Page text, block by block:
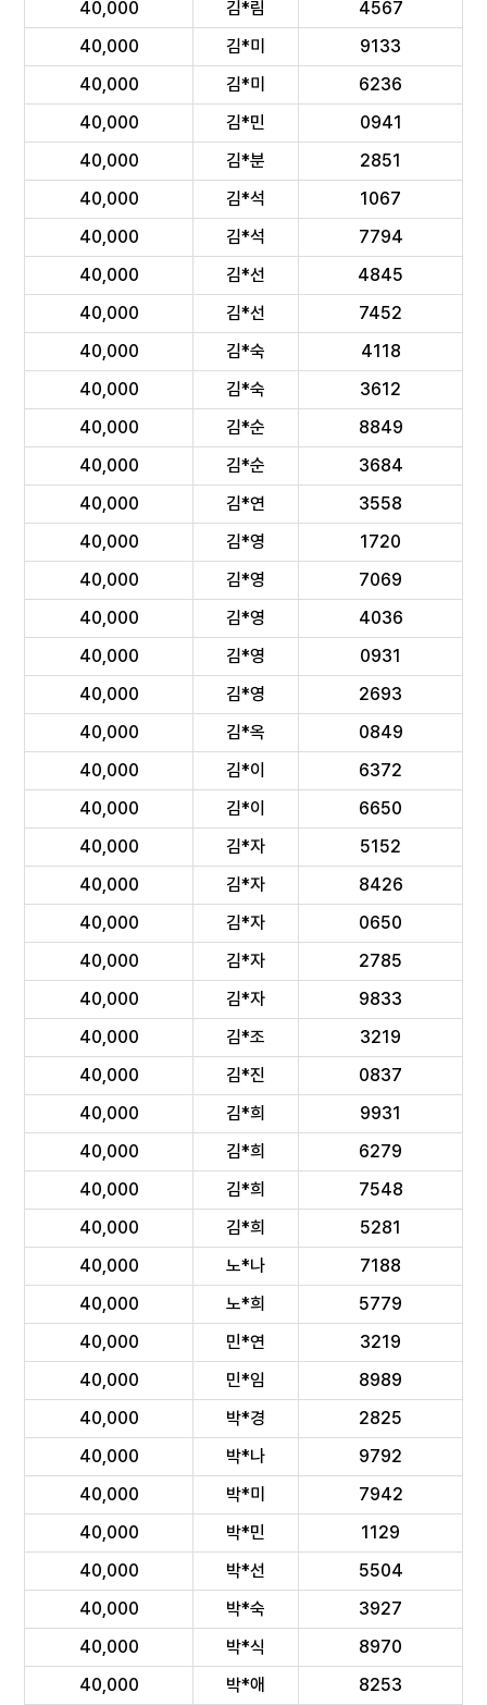
40,000
김*림
4567
40,000
김*미
9133
40,000
김*미
6236
40,000
김*민
0941
40,000
김*분
2851
40,000
김*석
1067
40,000
김*석
7794
40,000
김*선
4845
40,000
김*선
7452
40,000
김*숙
4118
40,000
김*숙
3612
40,000
김*순
8849
40,000
김*순
3684
40,000
김*연
3558
40,000
김*영
1720
40,000
김*영
7069
40,000
김*영
4036
40,000
김*영
0931
40,000
김*영
2693
40,000
김*옥
0849
40,000
김*이
6372
40,000
김*이
6650
40,000
김*자
5152
40,000
김*자
8426
40,000
김*자
0650
40,000
김*자
2785
40,000
김*자
9833
40,000
김*조
3219
40,000
김*진
0837
40,000
김*희
9931
40,000
김*희
6279
40,000
김*희
7548
40,000
김*희
5281
40,000
노*나
7188
40,000
노*희
5779
40,000
민*연
3219
40,000
민*임
8989
40,000
박*경
2825
40,000
박*나
9792
40,000
박*미
7942
40,000
박*민
1129
40,000
박*선
5504
40,000
박*숙
3927
40,000
박*식
8970
40,000
박*애 8253